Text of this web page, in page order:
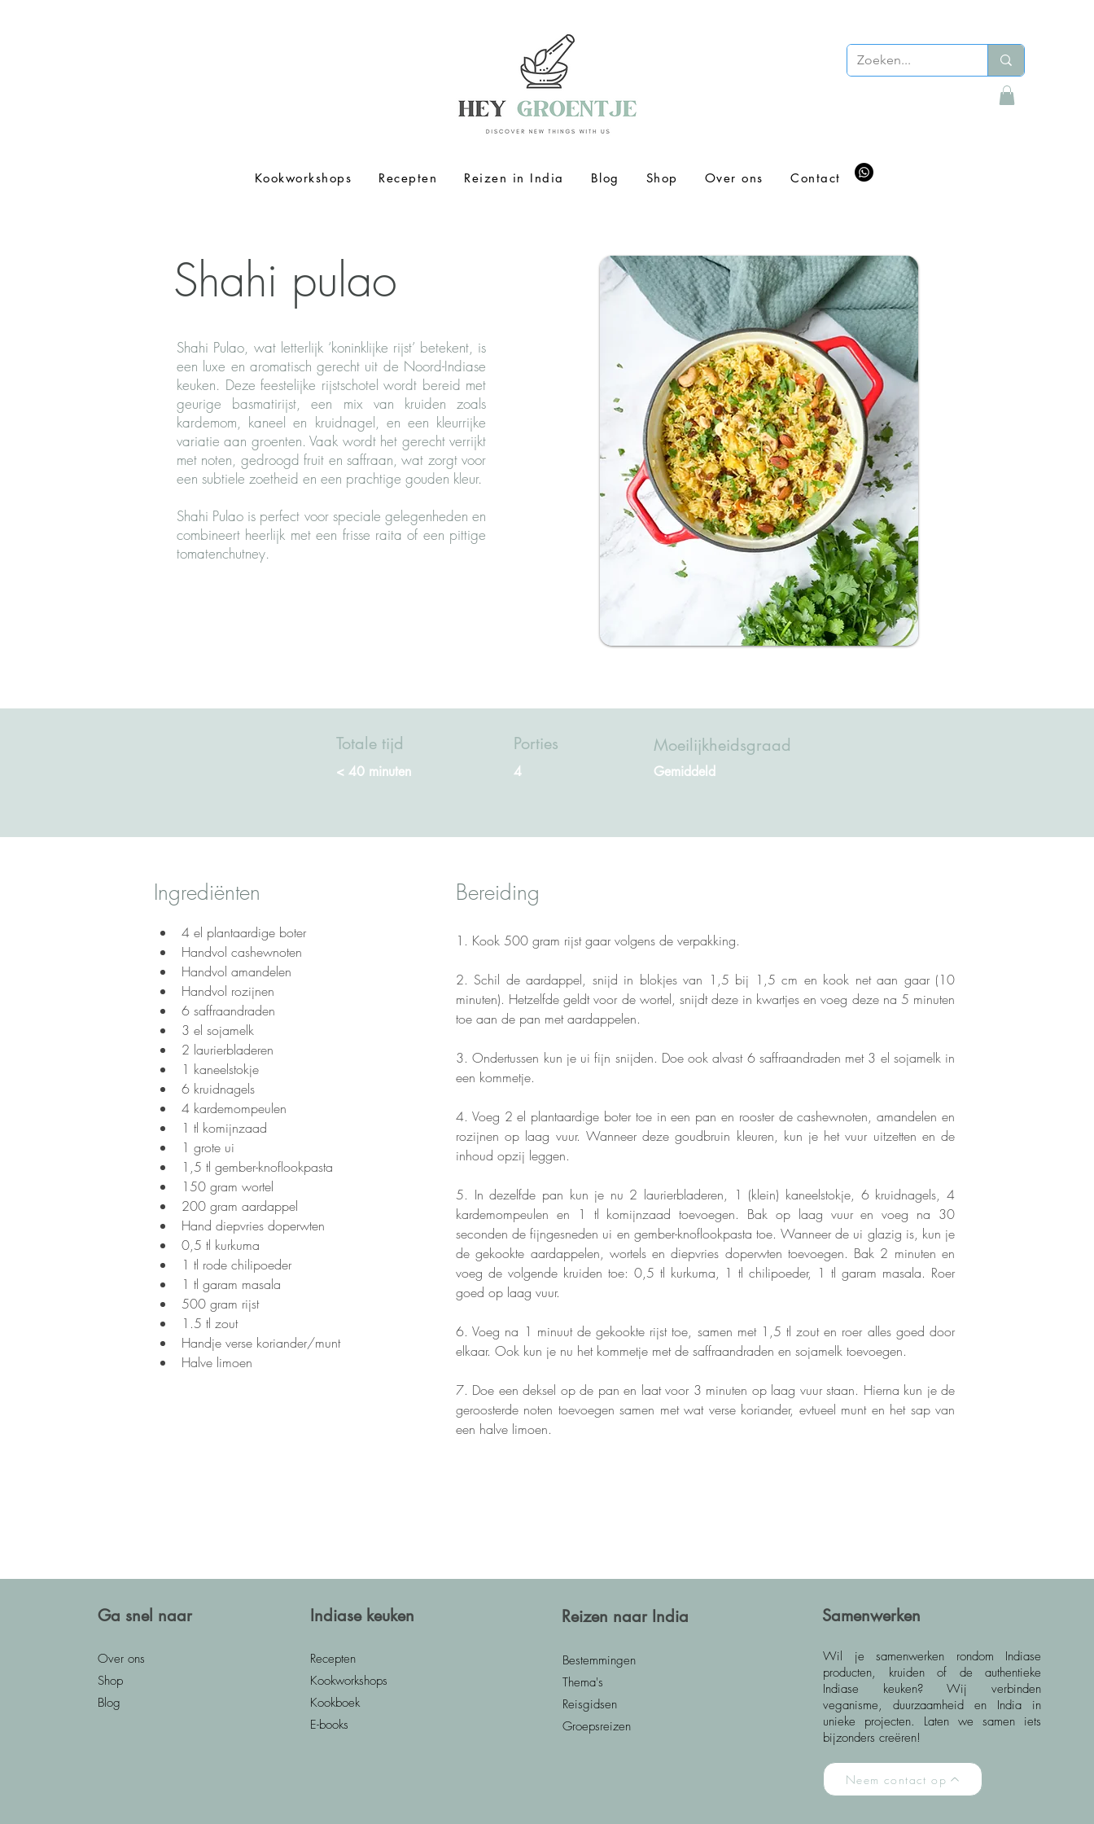
Kookworkshops Recepten Reizen in India Blog Shop Over ons Contact
Shahi pulao
Shahi Pulao, wat letterlijk ‘koninklijke rijst’ betekent, is
een luxe en aromatisch gerecht uit de Noord-Indiase
keuken. Deze feestelijke rijstschotel wordt bereid met
geurige basmatirijst, een mix van kruiden zoals
kardemom, kaneel en kruidnagel, en een kleurrijke
variatie aan groenten. Vaak wordt het gerecht verrijkt
met noten, gedroogd fruit en saffraan, wat zorgt voor
een subtiele zoetheid en een prachtige gouden kleur.
Shahi Pulao is perfect voor speciale gelegenheden en
combineert heerlijk met een frisse raita of een pittige
tomatenchutney.
Ingrediënten
4 el plantaardige boter
Handvol cashewnoten
Handvol amandelen
Handvol rozijnen
6 saffraandraden
3 el sojamelk
2 laurierbladeren
1 kaneelstokje
6 kruidnagels
4 kardemompeulen
1 tl komijnzaad
1 grote ui
1,5 tl gember-knoflookpasta
150 gram wortel
200 gram aardappel
Hand diepvries doperwten
0,5 tl kurkuma
1 tl rode chilipoeder
1 tl garam masala
500 gram rijst
1.5 tl zout
Handje verse koriander/munt
Halve limoen
Totale tijd
< 40 minuten
Porties
4
Moeilijkheidsgraad
Gemiddeld
Bereiding
1. Kook 500 gram rijst gaar volgens de verpakking.
2. Schil de aardappel, snijd in blokjes van 1,5 bij 1,5 cm en kook net aan gaar (10
minuten). Hetzelfde geldt voor de wortel, snijdt deze in kwartjes en voeg deze na 5 minuten
toe aan de pan met aardappelen.
3. Ondertussen kun je ui fijn snijden. Doe ook alvast 6 saffraandraden met 3 el sojamelk in
een kommetje.
4. Voeg 2 el plantaardige boter toe in een pan en rooster de cashewnoten, amandelen en
rozijnen op laag vuur. Wanneer deze goudbruin kleuren, kun je het vuur uitzetten en de
inhoud opzij leggen.
5. In dezelfde pan kun je nu 2 laurierbladeren, 1 (klein) kaneelstokje, 6 kruidnagels, 4
kardemompeulen en 1 tl komijnzaad toevoegen. Bak op laag vuur en voeg na 30
seconden de fijngesneden ui en gember-knoflookpasta toe. Wanneer de ui glazig is, kun je
de gekookte aardappelen, wortels en diepvries doperwten toevoegen. Bak 2 minuten en
voeg de volgende kruiden toe: 0,5 tl kurkuma, 1 tl chilipoeder, 1 tl garam masala. Roer
goed op laag vuur.
6. Voeg na 1 minuut de gekookte rijst toe, samen met 1,5 tl zout en roer alles goed door
elkaar. Ook kun je nu het kommetje met de saffraandraden en sojamelk toevoegen.
7. Doe een deksel op de pan en laat voor 3 minuten op laag vuur staan. Hierna kun je de
geroosterde noten toevoegen samen met wat verse koriander, evtueel munt en het sap van
een halve limoen.
Ga snel naar
Over ons
Shop
Blog
Indiase keuken
Recepten
Kookworkshops
Kookboek
E-books
Reizen naar India
Bestemmingen
Thema's
Reisgidsen
Groepsreizen
Samenwerken
Wil je samenwerken rondom Indiase
producten, kruiden of de authentieke
Indiase keuken? Wij verbinden
veganisme, duurzaamheid en India in
unieke projecten. Laten we samen iets
bijzonders creëren!
Neem contact op